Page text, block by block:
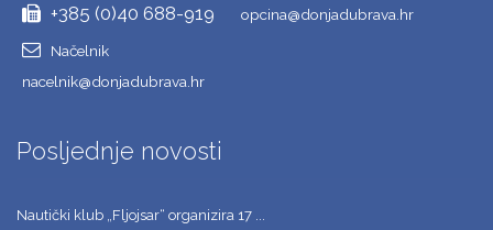
+385 (0)40 688-919
opcina@donjadubrava.hr
Načelnik
nacelnik@donjadubrava.hr
Posljednje novosti
Nautički klub „Fljojsar“ organizira 17 ...